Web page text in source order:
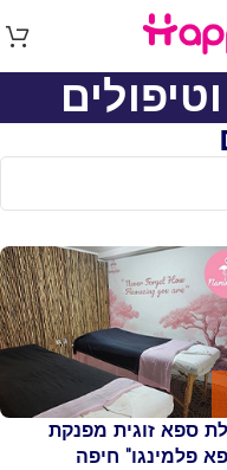
ספא זוגית מפנקת
פלמינגו" חיפה